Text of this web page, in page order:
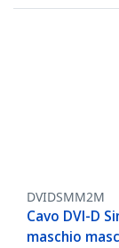
DVIDSMM2M
Cavo DVI-D
maschio